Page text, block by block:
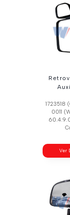
1723518
0011
Ver